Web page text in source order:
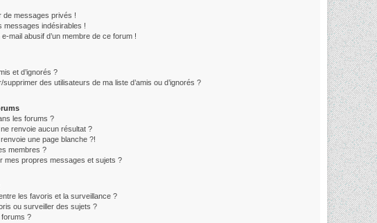
de messages privés !
messages indésirables !
mail abusif d’un membre de ce forum !
et d’ignorés ?
des utilisateurs de ma liste d’amis ou d’ignorés ?
les forums ?
renvoie aucun résultat ?
une page blanche ?!
membres ?
mes propres messages et sujets ?
les favoris et la surveillance ?
ou surveiller des sujets ?
?